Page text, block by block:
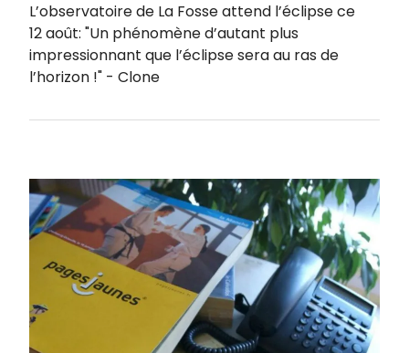
L’observatoire de La Fosse attend l’éclipse ce
12 août: "Un phénomène d’autant plus
impressionnant que l’éclipse sera au ras de
l’horizon !" - Clone